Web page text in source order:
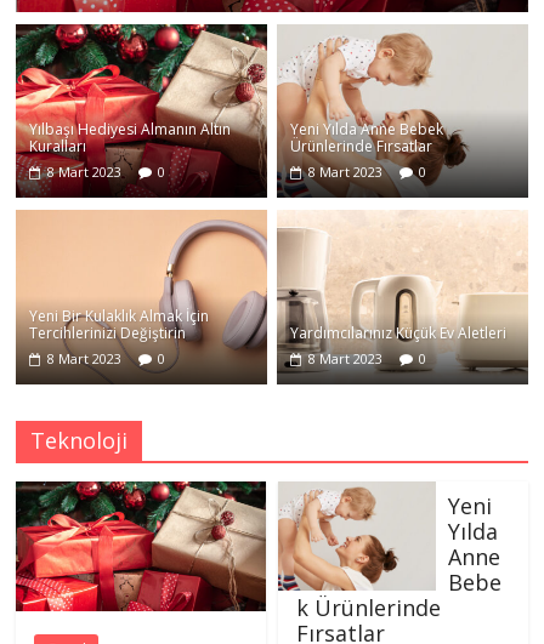
Yılbaşı Hediyesi Almanın Altın
Kuralları
8 Mart 2023 0
Yeni Yılda Anne Bebek
Ürünlerinde Fırsatlar
8 Mart 2023 0
Yeni Bir Kulaklık Almak İçin
Tercihlerinizi Değiştirin
8 Mart 2023 0
Yardımcılarınız Küçük Ev Aletleri
8 Mart 2023 0
Teknoloji
Yeni
Yılda
Anne
Bebe
k Ürünlerinde
Fırsatlar